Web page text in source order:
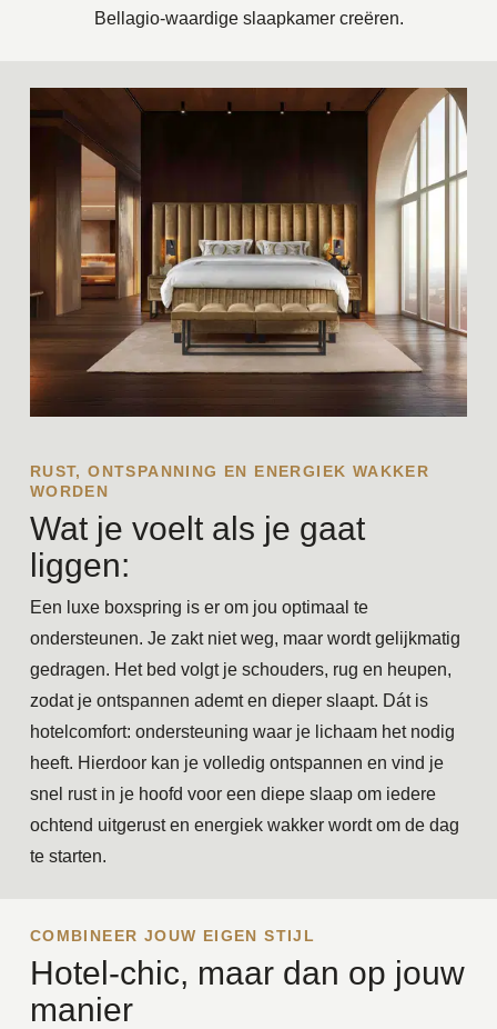
Bellagio-waardige slaapkamer creëren.
Wat je voelt als je gaat
liggen:
RUST, ONTSPANNING EN ENERGIEK WAKKER
WORDEN
Een luxe boxspring is er om jou optimaal te
ondersteunen. Je zakt niet weg, maar wordt gelijkmatig
gedragen. Het bed volgt je schouders, rug en heupen,
zodat je ontspannen ademt en dieper slaapt. Dát is
hotelcomfort: ondersteuning waar je lichaam het nodig
heeft. Hierdoor kan je volledig ontspannen en vind je
snel rust in je hoofd voor een diepe slaap om iedere
ochtend uitgerust en energiek wakker wordt om de dag
te starten.
Hotel-chic, maar dan op jouw
manier
COMBINEER JOUW EIGEN STIJL